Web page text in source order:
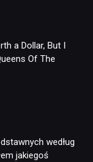
a Dollar, But I
Of The
według
jakiegoś